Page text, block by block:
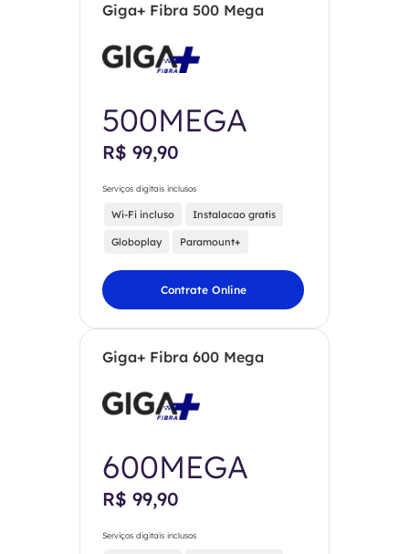
Giga+ Fibra 500 Mega
500MEGA
R$ 99,90
Serviços digitais inclusos
Wi-Fi incluso Instalacao gratis
Globoplay Paramount+
Contrate Online
Giga+ Fibra 600 Mega
600MEGA
R$ 99,90
Serviços digitais inclusos